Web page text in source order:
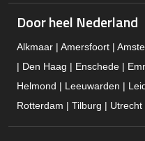
Door heel Nederland
Alkmaar | Amersfoort |
| Den Haag | Enschede |
Helmond | Leeuwarden |
Rotterdam | Tilburg | Utrecht